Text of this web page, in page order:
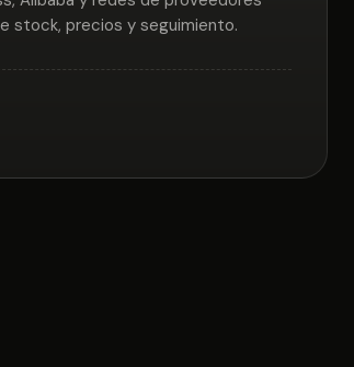
stock, precios y seguimiento.